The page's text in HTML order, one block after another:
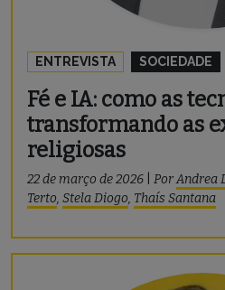
ENTREVISTA SOCIEDADE
Fé e IA: como as
transformando as
religiosas
22 de março de 2026 PorAndrea
Terto, Stela Diogo, Thaís Santana